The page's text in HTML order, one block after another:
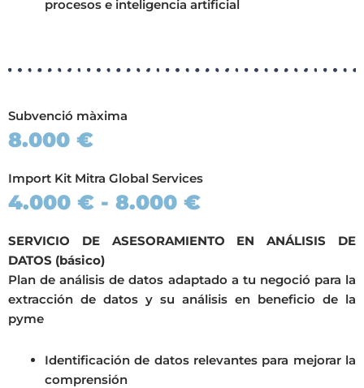
procesos e inteligencia artificial
Subvenció màxima
8.000 €
Import Kit Mitra Global Services
4.000 € - 8.000 €
SERVICIO DE ASESORAMIENTO EN ANÁLISIS DE
DATOS (básico)
Plan de análisis de datos adaptado a tu negoció para la
extracción de datos y su análisis en beneficio de la
pyme
Identificación de datos relevantes para mejorar la
comprensión